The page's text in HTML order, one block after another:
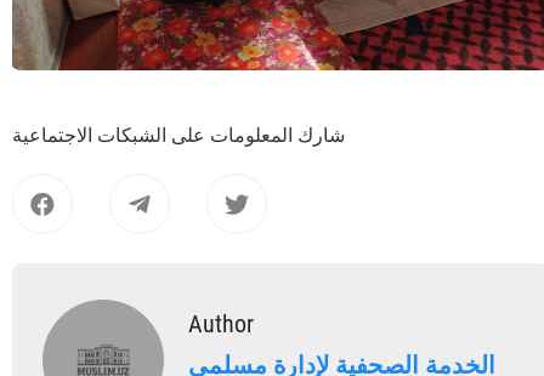
شارك المعلومات على الشبكات الاجتماعية
Author
الخدمة الصحفية لإدارة مسلمي